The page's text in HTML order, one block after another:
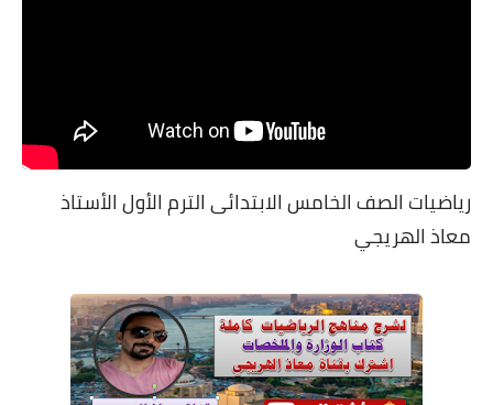
رياضيات الصف الخامس الابتدائى الترم الأول الأستاذ
معاذ الهريجي